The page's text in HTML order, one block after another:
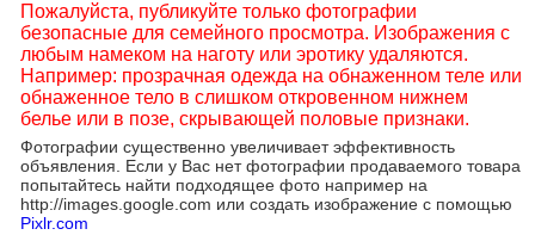
Пожалуйста, публикуйте только фотографии
безопасные для семейного просмотра. Изображения с
любым намеком на наготу или эротику удаляются.
Например: прозрачная одежда на обнаженном теле или
обнаженное тело в слишком откровенном нижнем
белье или в позе, скрывающей половые признаки.
Фотографии существенно увеличивает эффективность
объявления. Если у Вас нет фотографии продаваемого товара
попытайтесь найти подходящее фото например на
http://images.google.com или создать изображение с помощью
Pixlr.com